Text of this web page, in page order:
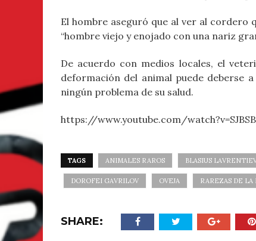
El hombre aseguró que al ver al
“hombre viejo y enojado con una nariz
De acuerdo con medios locales, el
deformación del animal puede deberse
ningún problema de su salud.
https://www.youtube.com/
TAGS ANIMALES RAROS BLASIUS
DOROFEI GAVRILOV OVEJA RAREZAS DE
SHARE: